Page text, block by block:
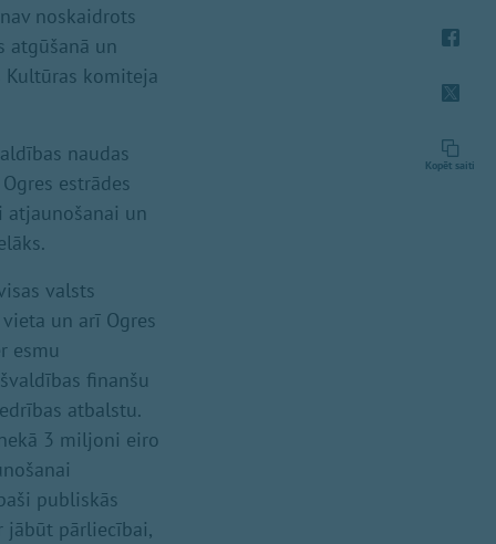
noskaidrots
atgūšanā un
Kultūras komiteja
naudas
estrādes
un
valsts
un arī Ogres
esmu
finanšu
atbalstu.
3 miljoni eiro
publiskās
jābūt pārliecībai,
Kopēt saiti